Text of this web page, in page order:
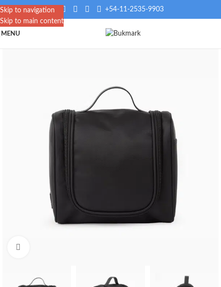
Skip to navigation
Skip to main content
+54-11-2535-9903
MENU